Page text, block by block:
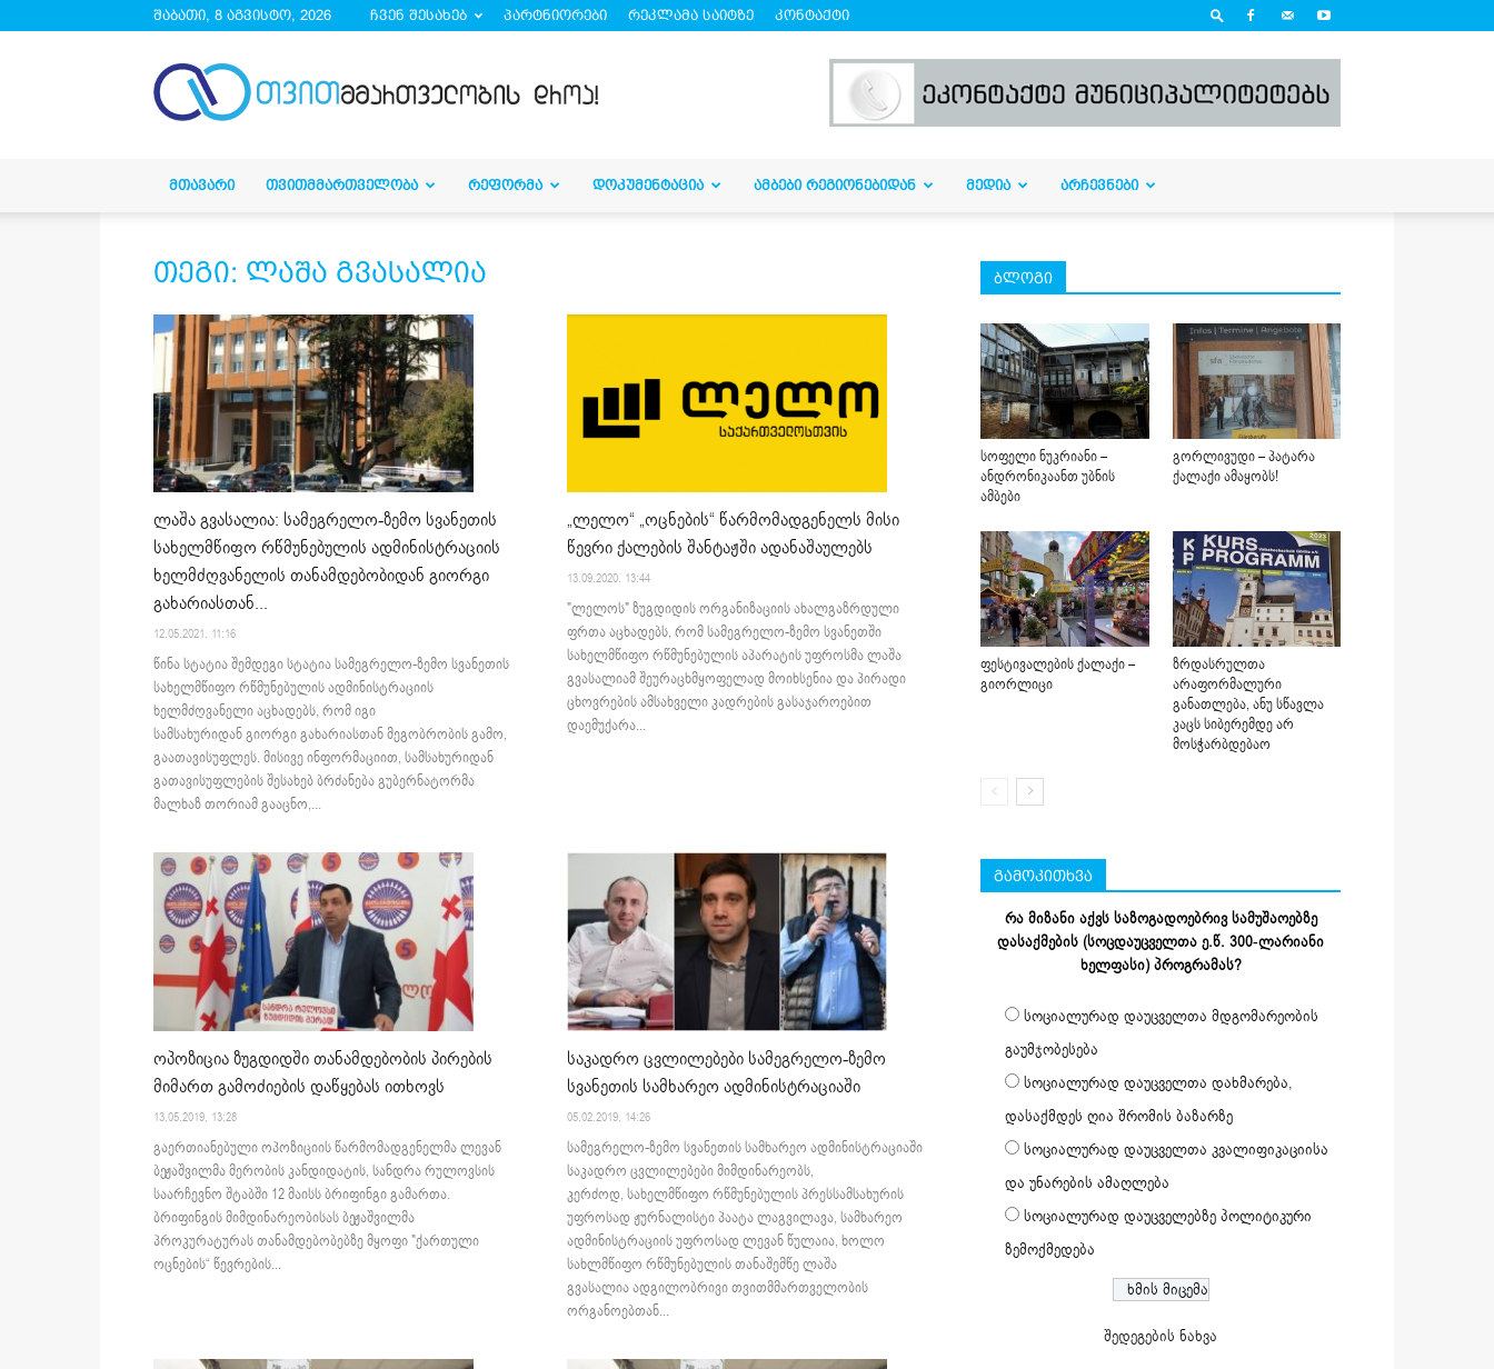
შაბათი, 8 აგვისტო, 2026 ჩვენ შესახებ პარტნიორები რეკლამა საიტზე კონტაქტი
ᲛᲗᲐᲕᲐᲠᲘ ᲗᲕᲘᲗᲛᲛᲐᲠᲗᲕᲔᲚᲝᲑᲐ ᲠᲔᲤᲝᲠᲛᲐ ᲓᲝᲙᲣᲛᲔᲜᲢᲐᲪᲘᲐ ᲐᲛᲑᲔᲑᲘ ᲠᲔᲒᲘᲝᲜᲔᲑᲘᲓᲐᲜ ᲛᲔᲓᲘᲐ ᲐᲠᲩᲔᲕᲜᲔᲑᲘ
თეგი: ლაშა გვასალია
ლაშა გვასალია: სამეგრელო-ზემო სვანეთის
სახელმწიფო რწმუნებულის ადმინისტრაციის
ხელმძღვანელის თანამდებობიდან გიორგი
გახარიასთან...
12.05.2021. 11:16
წინა სტატია შემდეგი სტატია სამეგრელო-ზემო სვანეთის
სახელმწიფო რწმუნებულის ადმინისტრაციის
ხელმძღვანელი აცხადებს, რომ იგი
სამსახურიდან გიორგი გახარიასთან მეგობრობის გამო,
გაათავისუფლეს. მისივე ინფორმაციით, სამსახურიდან
გათავისუფლების შესახებ ბრძანება გუბერნატორმა
მალხაზ თორიამ გააცნო,...
„ლელო“ „ოცნების“ წარმომადგენელს მისი
წევრი ქალების შანტაჟში ადანაშაულებს
13.09.2020. 13:44
"ლელოს" ზუგდიდის ორგანიზაციის ახალგაზრდული
ფრთა აცხადებს, რომ სამეგრელო-ზემო სვანეთში
სახელმწიფო რწმუნებულის აპარატის უფროსმა ლაშა
გვასალიამ შეურაცხმყოფელად მოიხსენია და პირადი
ცხოვრების ამსახველი კადრების გასაჯაროებით
დაემუქარა...
ოპოზიცია ზუგდიდში თანამდებობის პირების
მიმართ გამოძიების დაწყებას ითხოვს
13.05.2019. 13:28
გაერთიანებული ოპოზიციის წარმომადგენელმა ლევან
ბეჟაშვილმა მერობის კანდიდატის, სანდრა რულოვსის
საარჩევნო შტაბში 12 მაისს ბრიფინგი გამართა.
ბრიფინგის მიმდინარეობისას ბეჟაშვილმა
პროკურატურას თანამდებობებზე მყოფი "ქართული
ოცნების“ წევრების...
საკადრო ცვლილებები სამეგრელო-ზემო
სვანეთის სამხარეო ადმინისტრაციაში
05.02.2019. 14:26
სამეგრელო-ზემო სვანეთის სამხარეო ადმინისტრაციაში
საკადრო ცვლილებები მიმდინარეობს,
კერძოდ, სახელმწიფო რწმუნებულის პრესსამსახურის
უფროსად ჟურნალისტი პაატა ლაგვილავა, სამხარეო
ადმინისტრაციის უფროსად ლევან წულაია, ხოლო
სახლმწიფო რწმუნებულის თანაშემწე ლაშა
გვასალია ადგილობრივი თვითმმართველობის
ორგანოებთან...
ბლოგი
სოფელი ნუკრიანი –
ანდრონიკაანთ უბნის
ამბები
გორლივუდი – პატარა
ქალაქი ამაყობს!
ფესტივალების ქალაქი –
გიორლიცი
ზრდასრულთა
არაფორმალური
განათლება, ანუ სწავლა
კაცს სიბერემდე არ
მოსჭარბდებაო
გამოკითხვა
რა მიზანი აქვს საზოგადოებრივ სამუშაოებზე
დასაქმების (სოცდაუცველთა ე.წ. 300-ლარიანი
ხელფასი) პროგრამას?
სოციალურად დაუცველთა მდგომარეობის
გაუმჯობესება
სოციალურად დაუცველთა დახმარება,
დასაქმდეს ღია შრომის ბაზარზე
სოციალურად დაუცველთა კვალიფიკაციისა
და უნარების ამაღლება
სოციალურად დაუცველებზე პოლიტიკური
ზემოქმედება
შედეგების ნახვა